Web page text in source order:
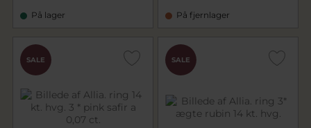
På lager På fjernlager
SALE SALE